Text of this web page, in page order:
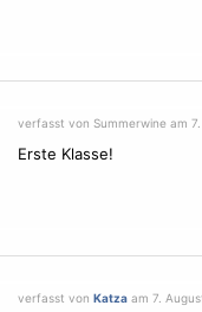
verfasst von Summerwine am
Erste Klasse!
verfasst von Katzaam 7.